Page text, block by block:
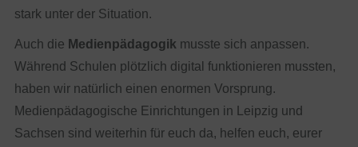
stark unter der Situation.
Auch die Medienpädagogik musste sich anpassen.
Während Schulen plötzlich digital funktionieren mussten,
haben wir natürlich einen enormen Vorsprung.
Medienpädagogische Einrichtungen in Leipzig und
Sachsen sind weiterhin für euch da, helfen euch, eurer